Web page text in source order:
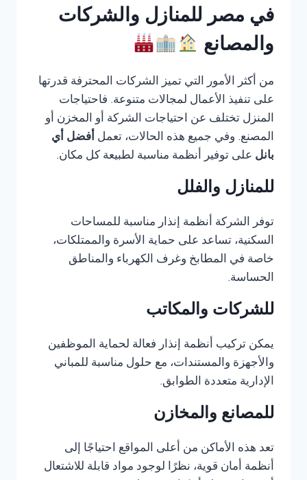
في مصر للمنازل والشركات
والمصانع
من أكثر الأمور التي تميز الشركات المحترفة قدرتها
على تنفيذ الأعمال لمجالات متنوعة. فاحتياجات
المنزل تختلف عن احتياجات الشركة أو المخزن أو
المصنع. وفي جميع هذه الحالات، تعمل أفضل أي
بانل على توفير أنظمة مناسبة لطبيعة كل مكان.
للمنازل والفلل
توفر الشركة أنظمة إنذار مناسبة للمساحات
السكنية، تساعد على حماية الأسرة والممتلكات،
خاصة في المطابخ وغرف الكهرباء والمناطق
الحساسة.
للشركات والمكاتب
يمكن تركيب أنظمة إنذار فعالة لحماية الموظفين
والأجهزة والمستندات، مع حلول مناسبة للمباني
الإدارية متعددة الطوابق.
للمصانع والمخازن
تعد هذه الأماكن من أعلى المواقع احتياجًا إلى
أنظمة أمان قوية، نظرًا لوجود مواد قابلة للاشتعال